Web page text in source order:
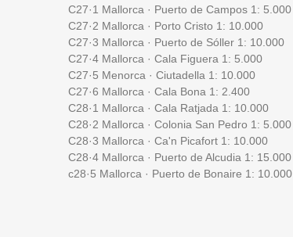
C27·1 Mallorca · Puerto de Campos 1: 5.000
C27·2 Mallorca · Porto Cristo 1: 10.000
C27·3 Mallorca · Puerto de Sóller 1: 10.000
C27·4 Mallorca · Cala Figuera 1: 5.000
C27·5 Menorca · Ciutadella 1: 10.000
C27·6 Mallorca · Cala Bona 1: 2.400
C28·1 Mallorca · Cala Ratjada 1: 10.000
C28·2 Mallorca · Colonia San Pedro 1: 5.000
C28·3 Mallorca · Ca'n Picafort 1: 10.000
C28·4 Mallorca · Puerto de Alcudia 1: 15.000
c28·5 Mallorca · Puerto de Bonaire 1: 10.000